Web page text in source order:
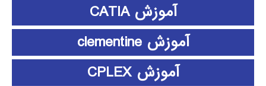
آموزش CATIA
آموزش clementine
آموزش CPLEX